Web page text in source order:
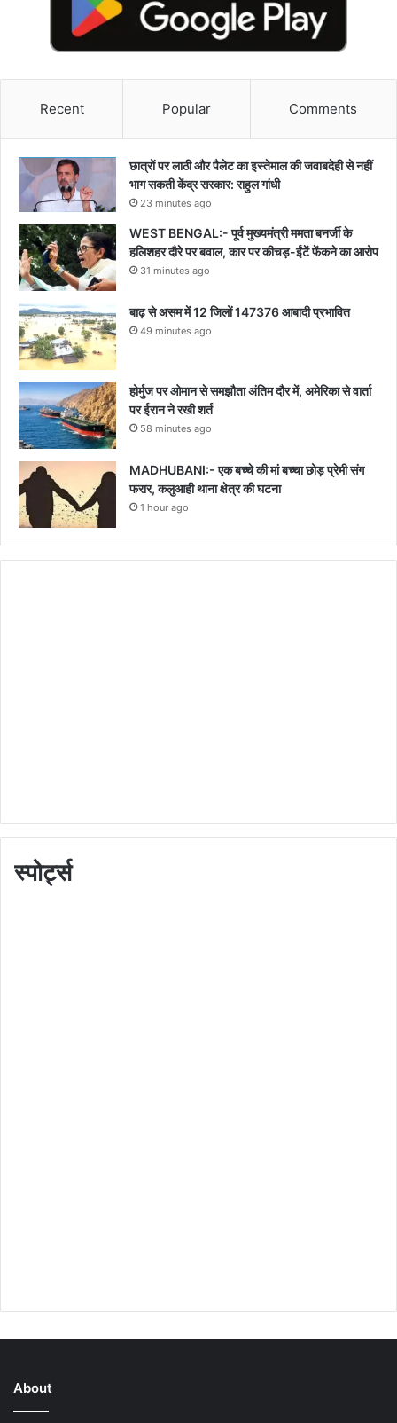
Recent Popular Comments
छात्रों पर लाठी और पैलेट का इस्तेमाल की जवाबदेही से नहीं
भाग सकती केंद्र सरकार: राहुल गांधी
23 minutes ago
WEST BENGAL:- पूर्व मुख्यमंत्री ममता बनर्जी के
हलिशहर दौरे पर बवाल, कार पर कीचड़-ईंटें फेंकने का आरोप
31 minutes ago
बाढ़ से असम में 12 जिलों 147376 आबादी प्रभावित
49 minutes ago
होर्मुज पर ओमान से समझौता अंतिम दौर में, अमेरिका से वार्ता
पर ईरान ने रखी शर्त
58 minutes ago
MADHUBANI:- एक बच्चे की मां बच्चा छोड़ प्रेमी संग
फरार, कलुआही थाना क्षेत्र की घटना
1 hour ago
स्पोर्ट्स
About